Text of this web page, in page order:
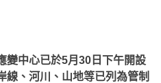
變中心已於5月30日下午開設
線、河川、山地等已列為管制